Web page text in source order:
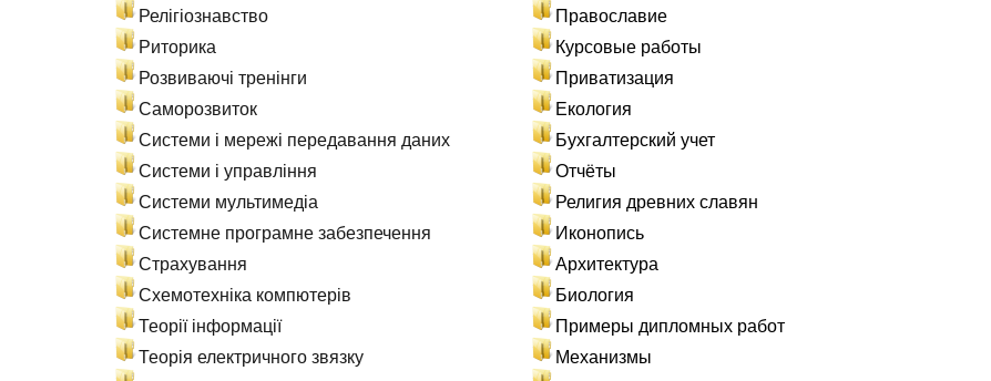
Релігіознавство
Риторика
Розвиваючі тренінги
Саморозвиток
Системи і мережі передавання даних
Системи і управління
Системи мультимедіа
Системне програмне забезпечення
Страхування
Схемотехніка компютерів
Теорії інформації
Теорія електричного звязку
Православие
Курсовые работы
Приватизация
Екология
Бухгалтерский учет
Отчёты
Религия древних славян
Иконопись
Архитектура
Биология
Примеры дипломных работ
Механизмы